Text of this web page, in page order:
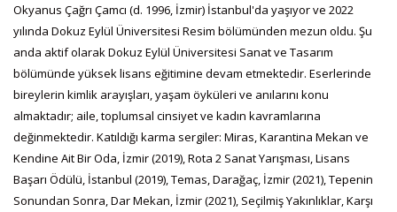
Okyanus Çağrı Çamcı (d. 1996, İzmir) İstanbul'da yaşıyor ve 2022
yılında Dokuz Eylül Üniversitesi Resim bölümünden mezun oldu. Şu
anda aktif olarak Dokuz Eylül Üniversitesi Sanat ve Tasarım
bölümünde yüksek lisans eğitimine devam etmektedir. Eserlerinde
bireylerin kimlik arayışları, yaşam öyküleri ve anılarını konu
almaktadır; aile, toplumsal cinsiyet ve kadın kavramlarına
değinmektedir. Katıldığı karma sergiler: Miras, Karantina Mekan ve
Kendine Ait Bir Oda, İzmir (2019), Rota 2 Sanat Yarışması, Lisans
Başarı Ödülü, İstanbul (2019), Temas, Darağaç, İzmir (2021), Tepenin
Sonundan Sonra, Dar Mekan, İzmir (2021), Seçilmiş Yakınlıklar, Karşı